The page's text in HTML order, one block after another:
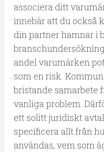
associera ditt
innebär att du också
din partner hamnar i
andel varumärken
som en risk.
bristande samarbete
vanliga problem.
ett solitt juridiskt
specificera allt från
användas, vem som